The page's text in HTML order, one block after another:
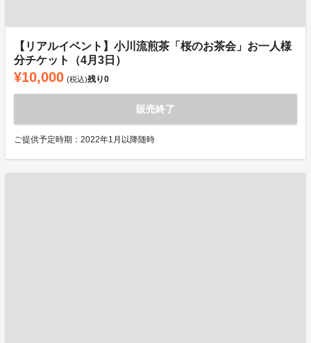
【リアルイベント】小川流煎茶「桜のお茶会」お一人様
分チケット（4月3日）
¥10,000 (税込)残り0
販売終了
ご提供予定時期：2022年1月以降随時